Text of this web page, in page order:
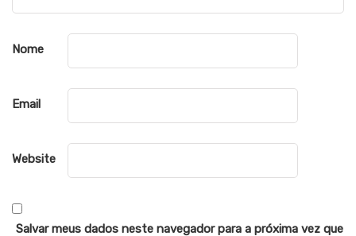
Nome
Email
Website
Salvar meus dados neste navegador para a próxima vez que